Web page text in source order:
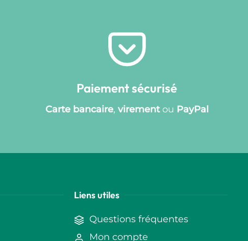
Paiement sécurisé
Carte bancaire, virementou PayPal
Liens utiles
Questions fréquentes
Mon compte